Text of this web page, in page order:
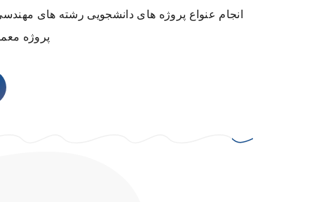
انجام عنواع پروژه های دانشجویی رشته های
پروژه